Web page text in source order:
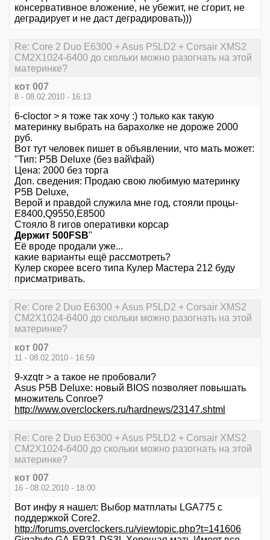
консервативное вложение, не убежит, не сгорит, не
деградирует и не даст деградировать)))
Re: Core 2 Duo E6300 + Asus P5LD2 + Corsair XMS2
CM2X1024-6400 до скольки можно разогнать на этой
материнке?
кот 007
8 - 08.02.2010 - 16:13
6-cloctor > я тоже так хочу :) только как такую
материнку выбрать на барахолке не дороже 2000
руб.
Вот тут человек пишет в объявлении, что мать может:
"Тип: P5B Deluxe (без вай\фай)
Цена: 2000 без торга
Доп. сведения: Продаю свою любимую материнку
P5B Deluxe,
Верой и правдой служила мне год, стояли процы-
Е8400,Q9550,Е8500
Стояло 8 гигов оперативки корсар
Держит 500FSB"
Её вроде продали уже...
какие варианты ещё рассмотреть?
Кулер скорее всего типа Кулер Мастера 212 буду
присматривать.
Re: Core 2 Duo E6300 + Asus P5LD2 + Corsair XMS2
CM2X1024-6400 до скольки можно разогнать на этой
материнке?
кот 007
11 - 08.02.2010 - 16:59
9-xzqtr > а такое не пробовали?
Asus P5B Deluxe: новый BIOS позволяет повышать
множитель Conroe?
http://www.overclockers.ru/hardnews/23147.shtml
Re: Core 2 Duo E6300 + Asus P5LD2 + Corsair XMS2
CM2X1024-6400 до скольки можно разогнать на этой
материнке?
кот 007
16 - 08.02.2010 - 18:00
Вот инфу я нашел: Выбор матплаты LGA775 с
поддержкой Core2.
http://forums.overclockers.ru/viewtopic.php?t=141606